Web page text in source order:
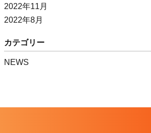
2022年11月
2022年8月
カテゴリー
NEWS